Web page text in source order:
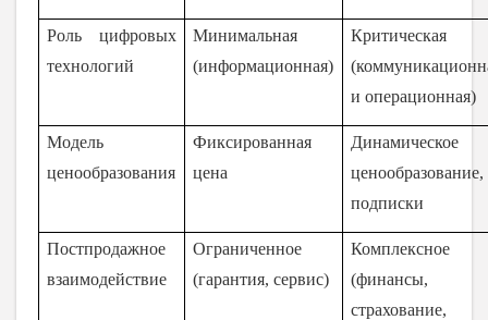
Роль цифровых
технологий
Минимальная
(информационная)
Критическая
и операционная)
Модель
ценообразования
Фиксированная
цена
Динамическое
ценообразование,
подписки
Постпродажное
взаимодействие
Ограниченное
(гарантия, сервис)
Комплексное
(финансы,
страхование,